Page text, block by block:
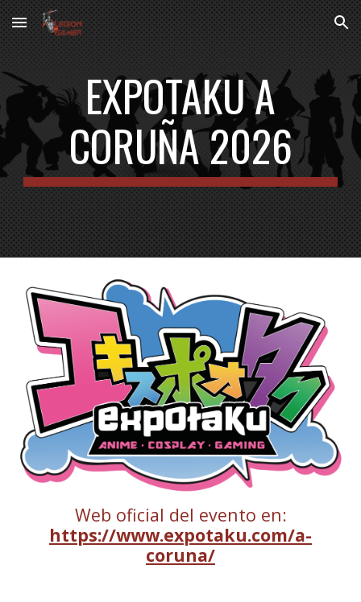
Skip to main content Skip to navigation
EXPOTAKU A
CORUÑA 2026
Web oficial del evento en:
https://www.expotaku.com/a-
coruna/